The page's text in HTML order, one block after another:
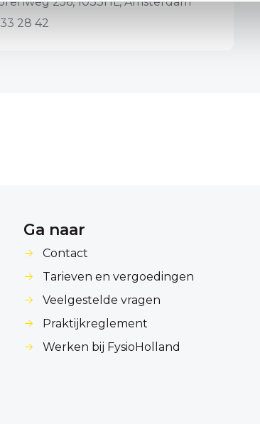
28 42
Ga naar
Contact
Tarieven en vergoedingen
Veelgestelde vragen
Praktijkreglement
Werken bij FysioHolland